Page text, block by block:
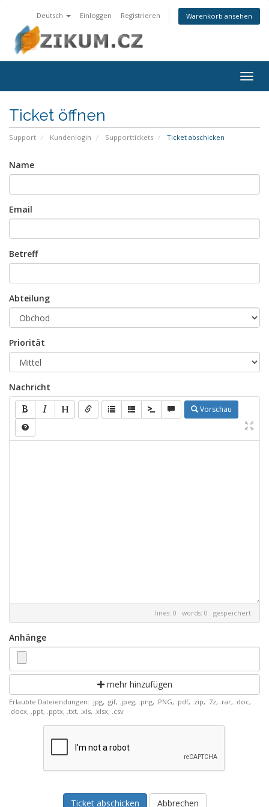
Deutsch Einloggen Registrieren Warenkorb ansehen
Ticket öffnen
Support Kundenlogin Supporttickets Ticket abschicken
Name
Email
Betreff
Abteilung
Priorität
Nachricht
Vorschau
lines: 0 words: 0 gespeichert
Anhänge
mehr hinzufügen
Erlaubte Dateiendungen: .jpg, .gif, .jpeg, .png, .PNG, .pdf, .zip, .7z, .rar, .doc,
.docx, .ppt, .pptx, .txt, .xls, .xlsx, .csv
Abbrechen